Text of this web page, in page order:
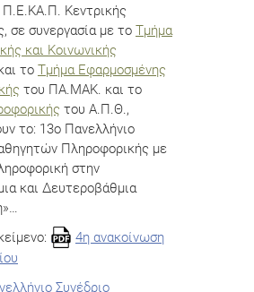
Κεντρικής
σε συνεργασία με το Τμήμα
και Κοινωνικής
το Τμήμα Εφαρμοσμένης
του ΠΑ.ΜΑΚ. και το
του Α.Π.Θ.,
το: 13ο Πανελλήνιο
Πληροφορικής με
στην
και Δευτεροβάθμια
4η ανακοίνωση
Συνέδριο